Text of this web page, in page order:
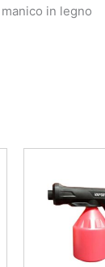
in legno